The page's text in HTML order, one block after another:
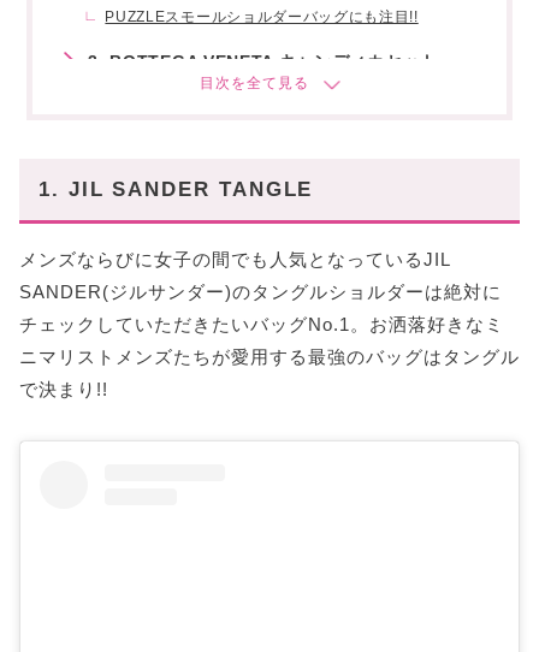
PUZZLEスモールショルダーバッグにも注目!!
3. BOTTEGA VENETA キャンディカセット
異なる印象が特徴的なカセットシリーズは素材に注
1. JIL SANDER TANGLE
メンズならびに女子の間でも人気となっているJIL
SANDER(ジルサンダー)のタングルショルダーは絶対に
チェックしていただきたいバッグNo.1。お洒落好きなミ
ニマリストメンズたちが愛用する最強のバッグはタングル
で決まり!!